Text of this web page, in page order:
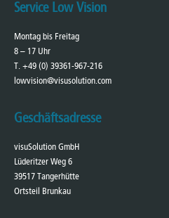
Service Low Vision
Montag bis Freitag
8 – 17 Uhr
T. +49 (0) 39361-967-216
lowvision@visusolution.com
Geschäftsadresse
visuSolution GmbH
Lüderitzer Weg 6
39517 Tangerhütte
Ortsteil Brunkau